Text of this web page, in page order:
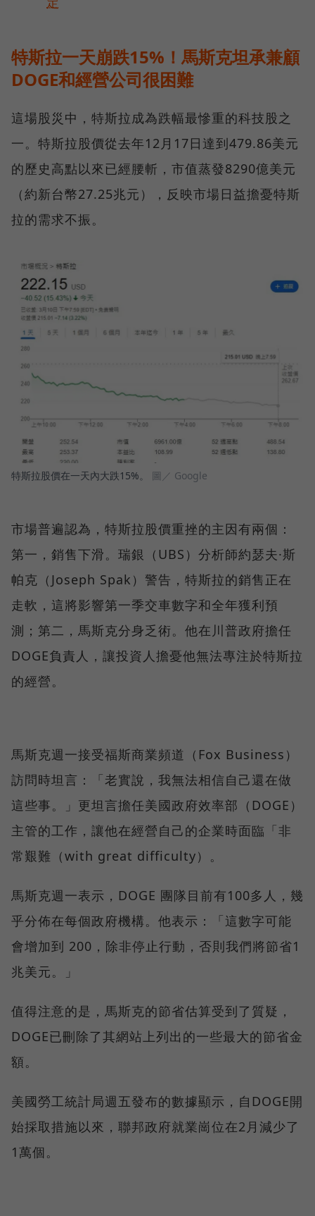
特斯拉一天崩跌15%！馬斯克坦承兼顧
DOGE和經營公司很困難
這場股災中，特斯拉成為跌幅最慘重的科技股之
一。特斯拉股價從去年12月17日達到479.86美元
的歷史高點以來已經腰斬，市值蒸發8290億美元
（約新台幣27.25兆元），反映市場日益擔憂特斯
拉的需求不振。
特斯拉股價在一天內大跌15%。 圖／ Google
市場普遍認為，特斯拉股價重挫的主因有兩個：
第一，銷售下滑。瑞銀（UBS）分析師約瑟夫·斯
帕克（Joseph Spak）警告，特斯拉的銷售正在
走軟，這將影響第一季交車數字和全年獲利預
測；第二，馬斯克分身乏術。他在川普政府擔任
DOGE負責人，讓投資人擔憂他無法專注於特斯拉
的經營。
馬斯克週一接受福斯商業頻道（Fox Business）
訪問時坦言：「老實說，我無法相信自己還在做
這些事。」更坦言擔任美國政府效率部（DOGE）
主管的工作，讓他在經營自己的企業時面臨「非
常艱難（with great difficulty）。
馬斯克週一表示，DOGE 團隊目前有100多人，幾
乎分佈在每個政府機構。他表示：「這數字可能
會增加到 200，除非停止行動，否則我們將節省1
兆美元。」
值得注意的是，馬斯克的節省估算受到了質疑，
DOGE已刪除了其網站上列出的一些最大的節省金
額。
美國勞工統計局週五發布的數據顯示，自DOGE開
始採取措施以來，聯邦政府就業崗位在2月減少了
1萬個。